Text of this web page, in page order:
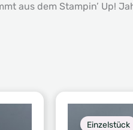
aus dem Stampin’ Up!
Einzelstück